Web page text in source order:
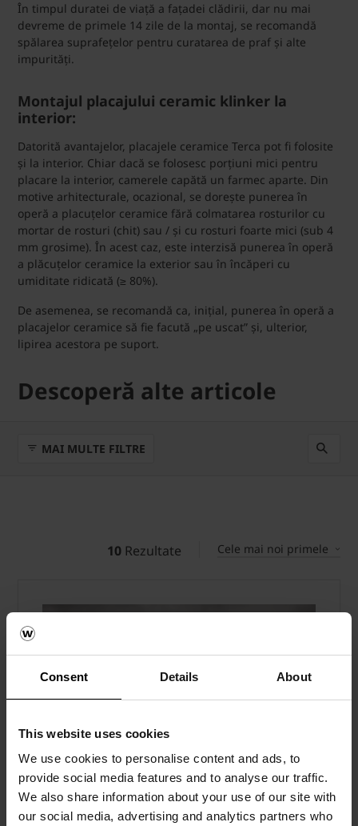
Consent Details About
This website uses cookies
We use cookies to personalise content and ads, to
provide social media features and to analyse our traffic.
We also share information about your use of our site with
our social media, advertising and analytics partners who
În timpul duratei de viață a fațadei clădirii, dar nu mai
devreme de primele 14 zile de la montaj, se recomandă
spălarea suprafețelor pentru curatarea de praf și alte
impurități.
Montajul placajului ceramic klinker la
interior:
Datorită avantajelor, placajele ceramice Terca pot fi folosite
și la interior. Chiar dacă se folosesc porțiuni mici pentru
placare la interior, camerele capătă un farmec aparte. Din
motive arhitecturale, ocazional, se dorește punerea în
operă a placuțelor ceramice fără colmatarea rosturilor cu
mortar de rosturi (chit) sau / și cu rosturi foarte mici (sub 4
mm grosime). În acest caz, este interzisă punerea în operă
a plăcuțelor ceramice la exterior sau în încăperi cu
umiditate ridicată (≥ 80%).
De asemenea, se recomandă ca, inițial, punerea în operă a
placajelor ceramice să fie facută „pe uscat” și, ulterior,
lipirea acestora pe suport.
Descoperă alte articole
MAI MULTE FILTRE
10 Rezultate Cele mai noi primele